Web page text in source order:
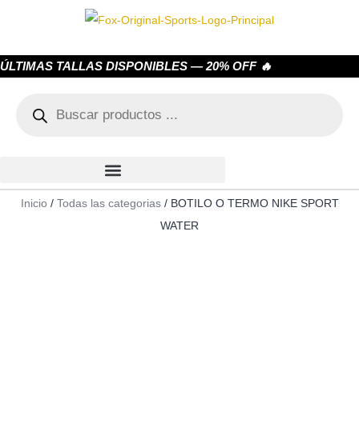
ÚLTIMAS TALLAS DISPONIBLES — 20% OFF 🔥
Inicio/ Todas las categorias/ BOTILO O TERMO NIKE SPORT
WATER